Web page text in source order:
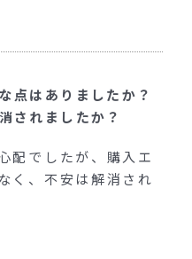
点はありましたか？
されましたか？
配でしたが、購入エ
く、不安は解消され